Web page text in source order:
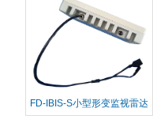
FD-IBIS-S小型形变监视雷达